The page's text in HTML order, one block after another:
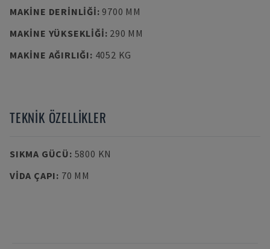
MAKINE DERINLIĞI: 9700 MM
MAKINE YÜKSEKLIĞI: 290 MM
MAKINE AĞIRLIĞI: 4052 KG
TEKNIK ÖZELLIKLER
SIKMA GÜCÜ: 5800 KN
VIDA ÇAPI: 70 MM